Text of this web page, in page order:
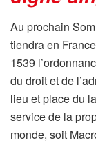
Au prochain
tiendra en
1539
du droit et de
lieu et place du
service de la
monde, soit